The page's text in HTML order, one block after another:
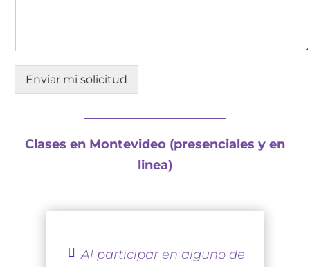
Enviar mi solicitud
Clases en Montevideo (presenciales y en
linea)
Al participar en alguno de